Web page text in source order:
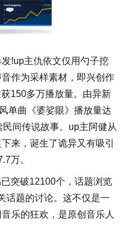
!up主仇依文仅用勺子挖
作为采样素材，即兴创作
150多万播放量。由异新
单曲《婆娑眼》播放量达
间传说故事。up主阿健从
来，诞生了诡异又有吸引
万。
突破12100个，话题浏览
话题的讨论。这不仅是一
乐的狂欢，是原创音乐人